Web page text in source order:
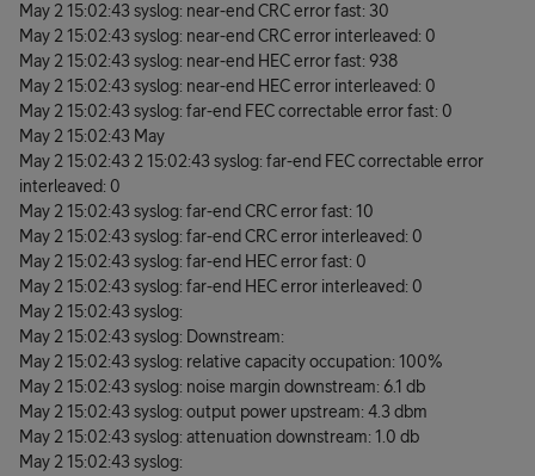
May 2 15:02:43 syslog: near-end CRC error fast: 30
May 2 15:02:43 syslog: near-end CRC error interleaved: 0
May 2 15:02:43 syslog: near-end HEC error fast: 938
May 2 15:02:43 syslog: near-end HEC error interleaved: 0
May 2 15:02:43 syslog: far-end FEC correctable error fast: 0
May 2 15:02:43 May
May 2 15:02:43 2 15:02:43 syslog: far-end FEC correctable error
interleaved: 0
May 2 15:02:43 syslog: far-end CRC error fast: 10
May 2 15:02:43 syslog: far-end CRC error interleaved: 0
May 2 15:02:43 syslog: far-end HEC error fast: 0
May 2 15:02:43 syslog: far-end HEC error interleaved: 0
May 2 15:02:43 syslog:
May 2 15:02:43 syslog: Downstream:
May 2 15:02:43 syslog: relative capacity occupation: 100%
May 2 15:02:43 syslog: noise margin downstream: 6.1 db
May 2 15:02:43 syslog: output power upstream: 4.3 dbm
May 2 15:02:43 syslog: attenuation downstream: 1.0 db
May 2 15:02:43 syslog: